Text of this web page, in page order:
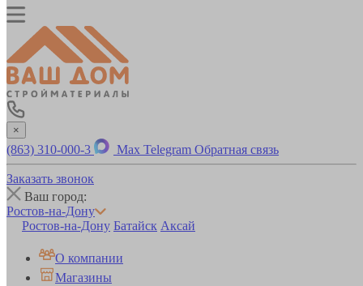
×
(863) 310-000-3 Max Telegram Обратная связь
Заказать звонок
Ваш город:
Ростов-на-Дону
Ростов-на-Дону Батайск Аксай
О компании
Магазины